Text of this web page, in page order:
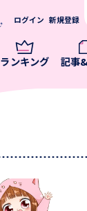
ランキング 記事
ログイン 新規登録